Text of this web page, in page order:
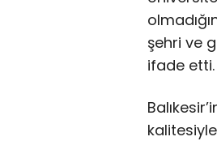
şehri ve
ifade etti.